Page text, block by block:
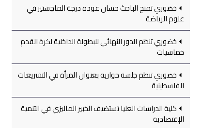
خضوري تمنح الباحث حسان عودة درجة الماجستير في
علوم الرياضة
خضوري تنظم الدور النهائي للبطولة الداخلية لكرة القدم
خماسيات
خضوري تنظم جلسة حوارية بعنوان المرأة في التشريعات
الفلسطينية
كلية الدراسات العليا تستضيف الخبير الماليزي في التنمية
الإقتصادية